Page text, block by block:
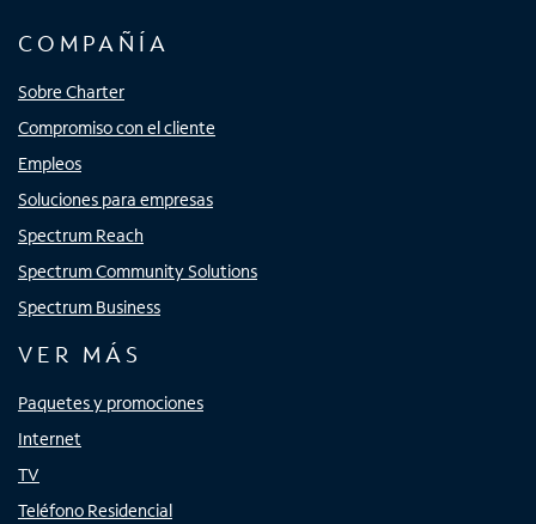
COMPAÑÍA
Sobre Charter
Compromiso con el cliente
Empleos
Soluciones para empresas
Spectrum Reach
Spectrum Community Solutions
Spectrum Business
VER MÁS
Paquetes y promociones
Internet
TV
Teléfono Residencial